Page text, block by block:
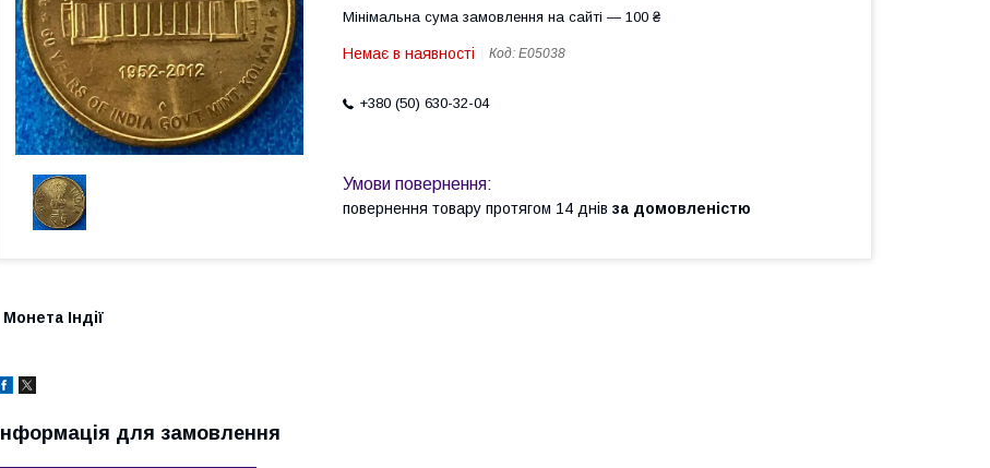
Мінімальна сума замовлення на сайті — 100 ₴
Немає в наявності Код: Е05038
+380 (50) 630-32-04
повернення товару протягом 14 днів за домовленістю
Монета Індії
Інформація для замовлення